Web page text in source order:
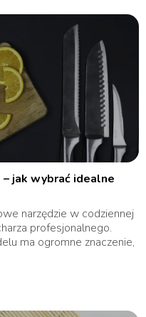
jak wybrać idealne
narzędzie w codziennej
profesjonalnego.
ma ogromne znaczenie,